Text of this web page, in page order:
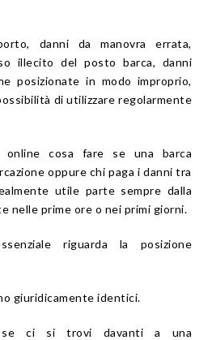
danni da manovra errata,
illecito del posto barca, danni
posizionate in modo improprio,
di utilizzare regolarmente
online cosa fare se una barca
oppure chi paga i danni tra
utile parte sempre dalla
nelle prime ore o nei primi giorni.
riguarda la posizione
giuridicamente identici.
se ci si trovi davanti a una